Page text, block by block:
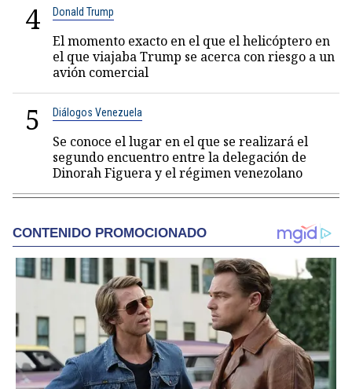
4 Donald Trump
El momento exacto en el que el helicóptero en
el que viajaba Trump se acerca con riesgo a un
avión comercial
5 Diálogos Venezuela
Se conoce el lugar en el que se realizará el
segundo encuentro entre la delegación de
Dinorah Figuera y el régimen venezolano